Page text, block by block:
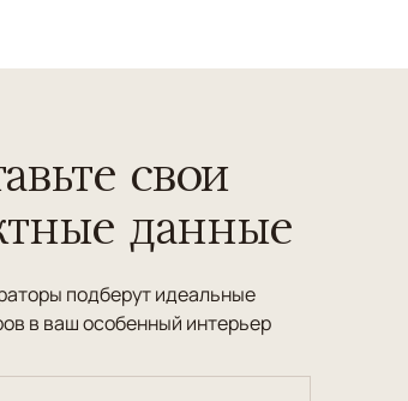
свои
данные
подберут идеальные
в ваш особенный интерьер